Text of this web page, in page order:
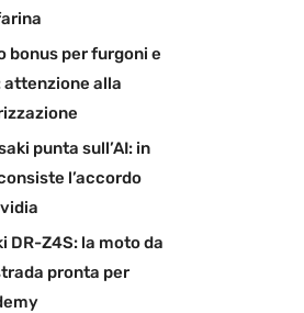
bonus per furgoni e
attenzione alla
punta sull’AI: in
l’accordo
DR-Z4S: la moto da
pronta per